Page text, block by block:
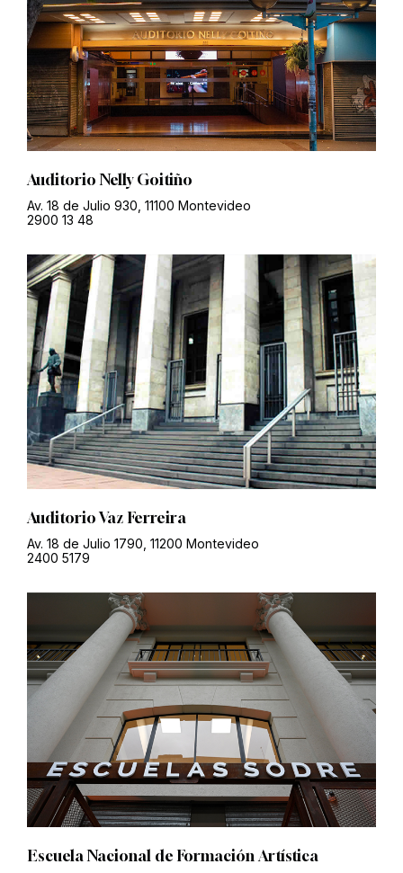
Auditorio Nelly Goitiño
Av. 18 de Julio 930, 11100 Montevideo
2900 13 48
Auditorio Vaz Ferreira
Av. 18 de Julio 1790, 11200 Montevideo
2400 5179
Escuela Nacional de Formación Artística